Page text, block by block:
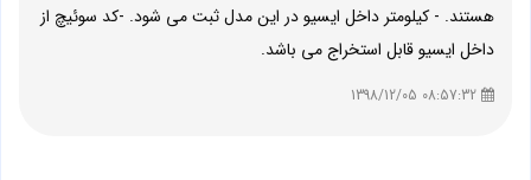
هستند. - کیلومتر داخل ایسیو در این مدل ثبت می شود. -کد سوئیچ از
داخل ایسیو قابل استخراج می باشد.